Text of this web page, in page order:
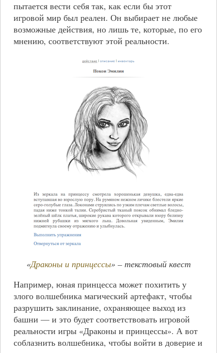
пытается вести себя так, как если бы этот
игровой мир был реален. Он выбирает не любые
возможные действия, но лишь те, которые, по его
мнению, соответствуют этой реальности.
«Драконы и принцессы» – текстовый квест
Например, юная принцесса может похитить у
злого волшебника магический артефакт, чтобы
разрушить заклинание, охраняющее выход из
башни — и это будет соответствовать игровой
реальности игры «Драконы и принцессы». А вот
соблазнить волшебника, чтобы войти в доверие и